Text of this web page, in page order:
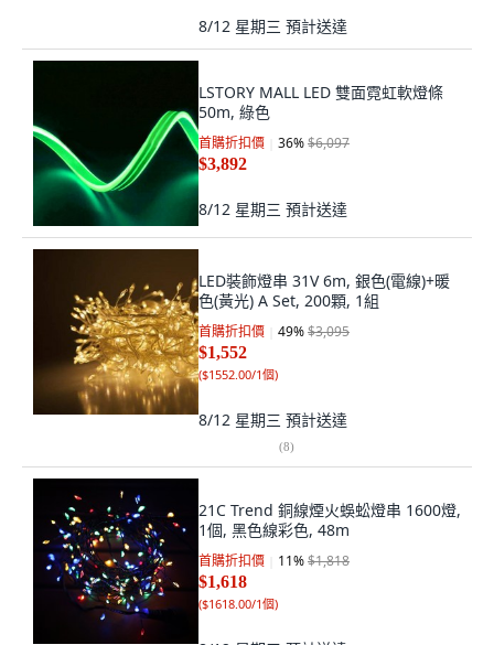
8/12 星期三 預計送達
LSTORY MALL LED 雙面霓虹軟燈條
50m, 綠色
首購折扣價 36%$6,097
$3,892
8/12 星期三 預計送達
LED裝飾燈串 31V 6m, 銀色(電線)+暖
色(黃光) A Set, 200顆, 1組
首購折扣價 49%$3,095
$1,552
($1552.00/1個)
8/12 星期三 預計送達
(8)
21C Trend 銅線煙火蜈蚣燈串 1600燈,
1個, 黑色線彩色, 48m
首購折扣價 11%$1,818
$1,618
($1618.00/1個)